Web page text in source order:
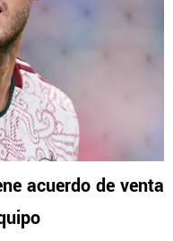
acuerdo de venta